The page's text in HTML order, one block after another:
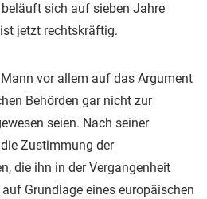
sich auf sieben Jahre
jetzt rechtskräftig.
vor allem auf das Argument
Behörden gar nicht zur
seien. Nach seiner
Zustimmung der
die ihn in der Vergangenheit
Grundlage eines europäischen